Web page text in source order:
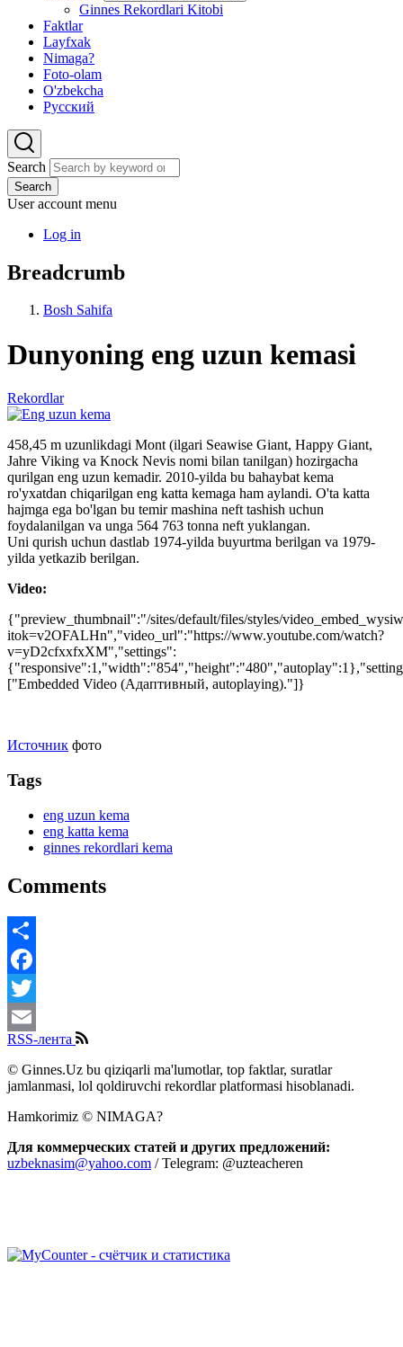
Ginnes Rekordlari Kitobi
Faktlar
Layfxak
Nimaga?
Foto-olam
O'zbekcha
Русский
Search
Search
User account menu
Log in
Breadcrumb
Bosh Sahifa
Dunyoning eng uzun kemasi
Rekordlar
458,45 m uzunlikdagi Mont (ilgari Seawise Giant, Happy Giant,
Jahre Viking va Knock Nevis nomi bilan tanilgan) hozirgacha
qurilgan eng uzun kemadir. 2010-yilda bu bahaybat kema
ro'yxatdan chiqarilgan eng katta kemaga ham aylandi. O'ta katta
hajmga ega bo'lgan bu temir mashina neft tashish uchun
foydalanilgan va unga 564 763 tonna neft yuklangan.
Uni qurish uchun dastlab 1974-yilda buyurtma berilgan va 1979-
yilda yetkazib berilgan.
Video:
{"preview_thumbnail":"/sites/default/files/styles/
itok=v2OFALHn","video_url":"https://www.youtube.com/watch?
v=yD2cfxxfxXM","settings":
["Embedded Video (Адаптивный, autoplaying)."]}
Источник фото
Tags
eng uzun kema
eng katta kema
ginnes rekordlari kema
Comments
Share
Facebook
Twitter
Email
RSS-лента
© Ginnes.Uz bu qiziqarli ma'lumotlar, top faktlar, suratlar
jamlanmasi, lol qoldiruvchi rekordlar platformasi hisoblanadi.
Hamkorimiz © NIMAGA?
Для коммерческих статей и других предложений:
uzbeknasim@yahoo.com / Telegram: @uzteacheren